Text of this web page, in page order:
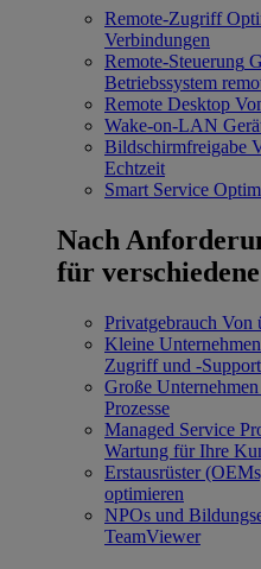
Remote-Zugriff
Verbindungen
Remote-Steuerung
Betriebssystem
Remote Desktop
Wake-on-LAN
Bildschirmfreigabe
Echtzeit
Smart Service
Nach
für
Privatgebrauch Von
Kleine Unternehmen
Zugriff und -Support
Große Unternehmen
Prozesse
Managed Service
Wartung für Ihre
Erstausrüster
optimieren
NPOs und
TeamViewer